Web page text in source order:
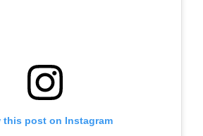
this post on Instagram